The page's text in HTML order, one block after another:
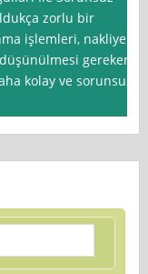
zorlu bir
işlemleri, nakliye
gereken
kolay ve sorunsuz